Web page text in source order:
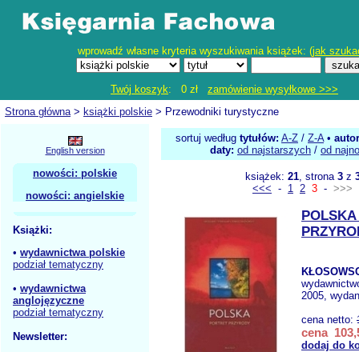
wprowadź własne kryteria wyszukiwania książek: (jak
Twój koszyk: 0 zł zamówienie wysyłkowe >>>
Strona główna> książki polskie > Przewodniki turystyczne
English version
nowości: polskie
nowości: angielskie
Książki:
• wydawnictwa polskie
podział tematyczny
• wydawnictwa
anglojęzyczne
podział tematyczny
Newsletter:
sortuj według tytułów: A-Z / Z-A•
daty: od najstarszych / od
książek: 21, strona 3z
<<< - 1 2 3 - >>>
2005,
cena netto:
cena
dodaj do